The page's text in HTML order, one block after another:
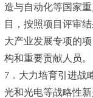
造与自动化等国家
目，按照项目评审
大产业发展专项的
构和重要贡献人员。
7．大力培育引进战
光和光电等战略性